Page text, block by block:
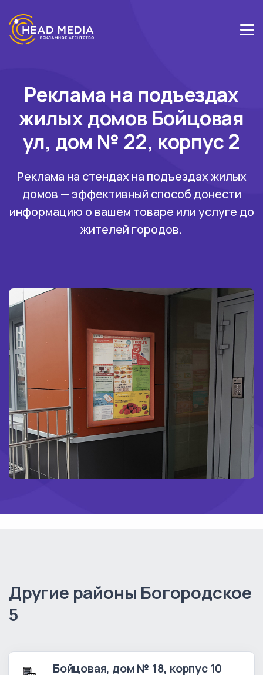
Реклама на подъездах
жилых домов Бойцовая
ул, дом № 22, корпус 2
Реклама на стендах на подъездах жилых
домов — эффективный способ донести
информацию о вашем товаре или услуге до
жителей городов.
Другие районы Богородское
5
Бойцовая, дом № 18, корпус 10